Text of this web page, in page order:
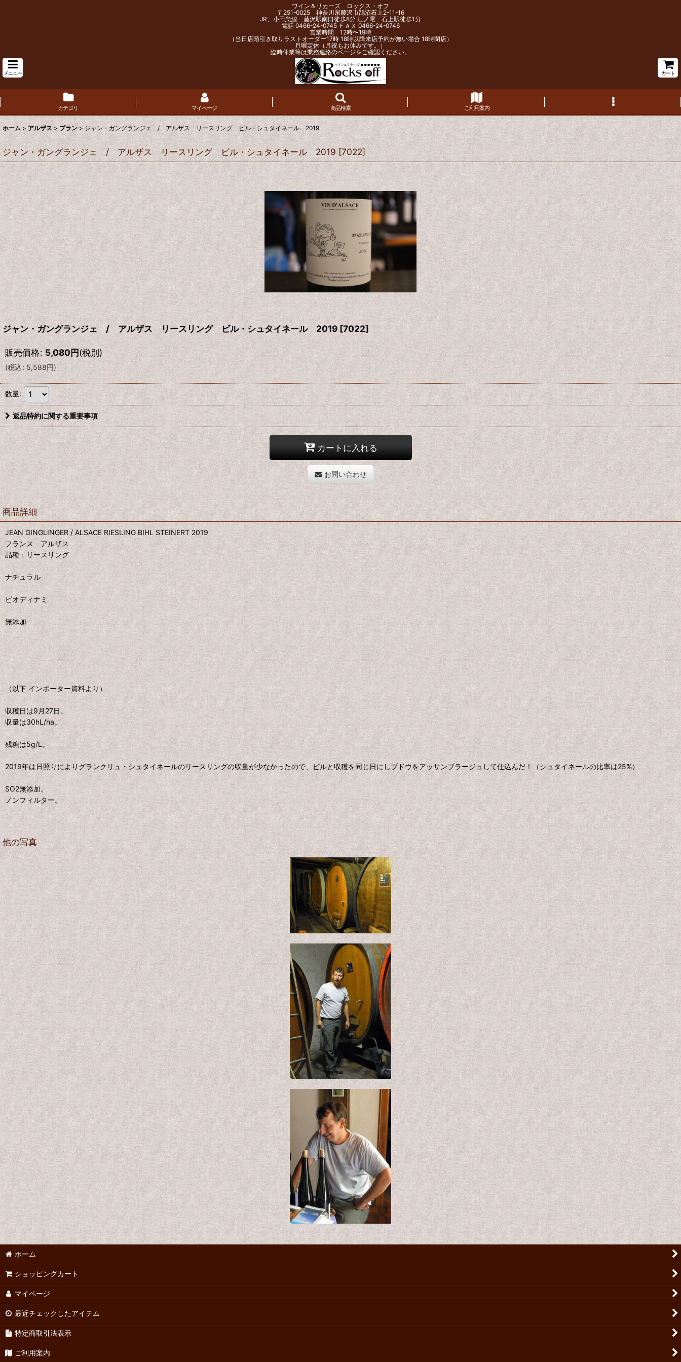
ワイン＆リカーズ ロックス・オフ
〒251-0025 神奈川県藤沢市鵠沼石上2-11-16
JR、小田急線 藤沢駅南口徒歩8分 江ノ電 石上駅徒歩1分
電話 0466-24-0745 ＦＡＸ 0466-24-0746
営業時間 12時〜19時
（当日店頭引き取りラストオーダー17時 18時以降来店予約が無い場合 18時閉店）
月曜定休（月祝もお休みです。）
臨時休業等は業務連絡のページをご確認ください。
メニュー カート
カテゴリ マイページ 商品検索 ご利用案内
ホーム > アルザス > ブラン > ジャン・ガングランジェ / アルザス リースリング ビル・シュタイネール 2019
ジャン・ガングランジェ / アルザス リースリング ビル・シュタイネール 2019 [7022]
ジャン・ガングランジェ / アルザス リースリング ビル・シュタイネール 2019 [7022]
販売価格: 5,080円(税別)
(税込: 5,588円)
数量:
返品特約に関する重要事項
カートに入れる
お問い合わせ
商品詳細
JEAN GINGLINGER / ALSACE RIESLING BIHL STEINERT 2019
フランス アルザス
品種：リースリング
ナチュラル
ビオディナミ
無添加
（以下 インポーター資料より）
収穫日は9月27日。
収量は30hL/ha。
残糖は5g/L。
2019年は日照りによりグランクリュ・シュタイネールのリースリングの収量が少なかったので、ビルと収穫を同じ日にしブドウをアッサンブラージュして仕込んだ！（シュタイネールの比率は25%）
SO2無添加。
ノンフィルター。
他の写真
ホーム
ショッピングカート
マイページ
最近チェックしたアイテム
特定商取引法表示
ご利用案内